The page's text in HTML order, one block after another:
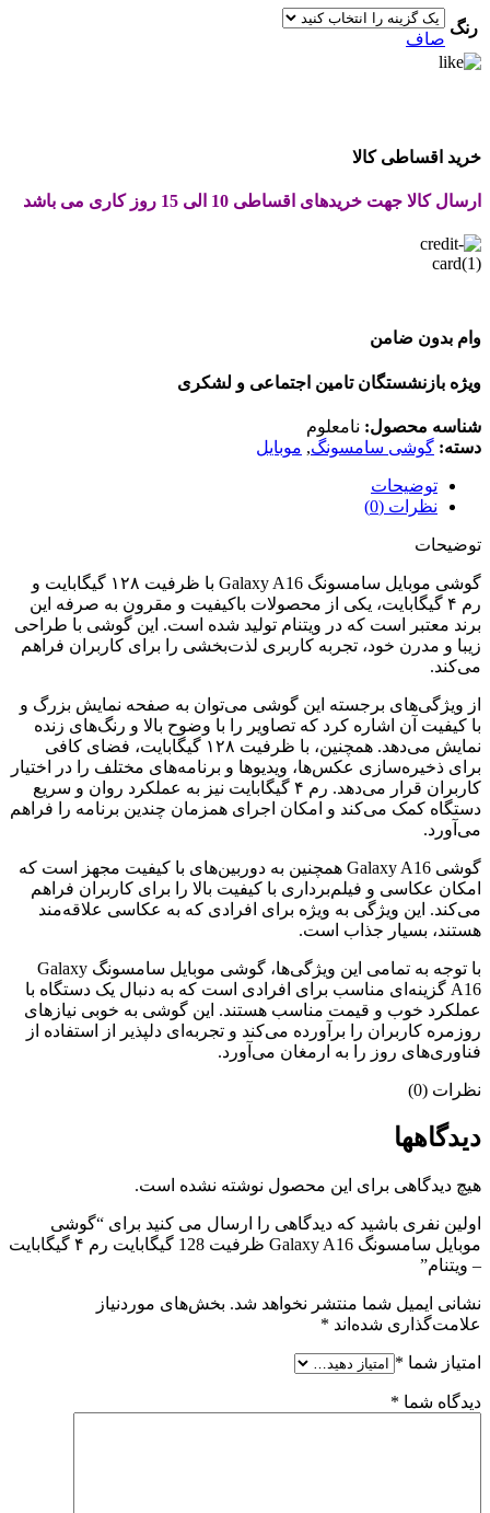
رنگ
صاف
خرید اقساطی کالا
ارسال کالا جهت خریدهای اقساطی 10 الی 15 روز کاری می باشد
وام بدون ضامن
ویژه بازنشستگان تامین اجتماعی و لشکری
شناسه محصول: نامعلوم
دسته: گوشی سامسونگ, موبایل
توضیحات
نظرات (0)
توضیحات
گوشی موبایل سامسونگ Galaxy A16 با ظرفیت ۱۲۸ گیگابایت و
رم ۴ گیگابایت، یکی از محصولات باکیفیت و مقرون به صرفه این
برند معتبر است که در ویتنام تولید شده است. این گوشی با طراحی
زیبا و مدرن خود، تجربه کاربری لذت‌بخشی را برای کاربران فراهم
می‌کند.
از ویژگی‌های برجسته این گوشی می‌توان به صفحه نمایش بزرگ و
با کیفیت آن اشاره کرد که تصاویر را با وضوح بالا و رنگ‌های زنده
نمایش می‌دهد. همچنین، با ظرفیت ۱۲۸ گیگابایت، فضای کافی
برای ذخیره‌سازی عکس‌ها، ویدیوها و برنامه‌های مختلف را در اختیار
کاربران قرار می‌دهد. رم ۴ گیگابایت نیز به عملکرد روان و سریع
دستگاه کمک می‌کند و امکان اجرای همزمان چندین برنامه را فراهم
می‌آورد.
گوشی Galaxy A16 همچنین به دوربین‌های با کیفیت مجهز است که
امکان عکاسی و فیلم‌برداری با کیفیت بالا را برای کاربران فراهم
می‌کند. این ویژگی به ویژه برای افرادی که به عکاسی علاقه‌مند
هستند، بسیار جذاب است.
با توجه به تمامی این ویژگی‌ها، گوشی موبایل سامسونگ Galaxy
A16 گزینه‌ای مناسب برای افرادی است که به دنبال یک دستگاه با
عملکرد خوب و قیمت مناسب هستند. این گوشی به خوبی نیازهای
روزمره کاربران را برآورده می‌کند و تجربه‌ای دلپذیر از استفاده از
فناوری‌های روز را به ارمغان می‌آورد.
نظرات (0)
دیدگاهها
هیچ دیدگاهی برای این محصول نوشته نشده است.
اولین نفری باشید که دیدگاهی را ارسال می کنید برای “گوشی
موبایل سامسونگ Galaxy A16 ظرفیت 128 گیگابایت رم ۴ گیگابایت
– ویتنام”
نشانی ایمیل شما منتشر نخواهد شد. بخش‌های موردنیاز
علامت‌گذاری شده‌اند *
امتیاز شما *
دیدگاه شما *